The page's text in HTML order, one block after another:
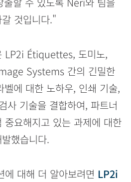
것입니다."
LP2i Étiquettes, 도미노,
Systems 간의 긴밀한
벨에 대한 노하우, 인쇄 기술,
사 기술을 결합하여, 파트너
중요해지고 있는 과제에 대한
했습니다.
에 대해 더 알아보려면 LP2i